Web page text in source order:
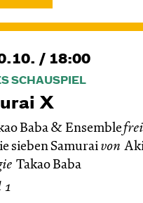
/ 18:00
SCHAUSPIEL
X
Baba & Ensemble
sieben Samurai von
Takao Baba
1